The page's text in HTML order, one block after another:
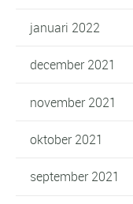
januari 2022
december 2021
november 2021
oktober 2021
september 2021